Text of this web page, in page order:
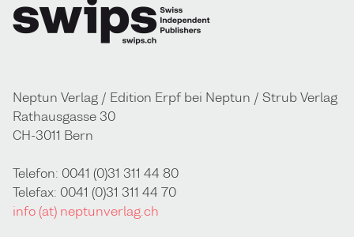
Neptun Verlag / Edition Erpf bei Neptun / Strub Verlag
Rathausgasse 30
CH-3011 Bern
Telefon: 0041 (0)31 311 44 80
Telefax: 0041 (0)31 311 44 70
info (at) neptunverlag.ch